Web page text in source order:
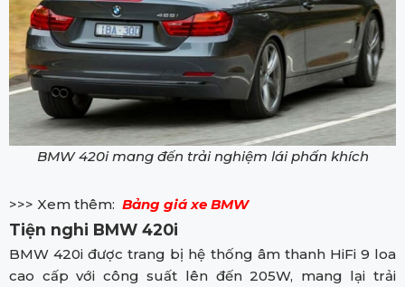
BMW 420i mang đến trải nghiệm lái phấn khích
>>> Xem thêm: Bảng giá xe BMW
Tiện nghi BMW 420i
BMW 420i được trang bị hệ thống âm thanh HiFi 9 loa
cao cấp với công suất lên đến 205W, mang lại trải